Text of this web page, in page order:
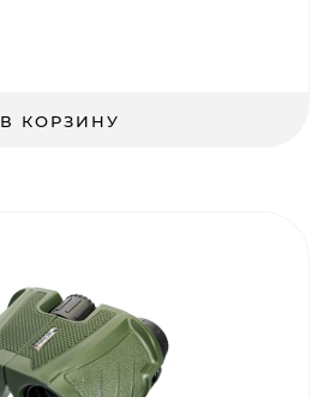
В КОРЗИНУ